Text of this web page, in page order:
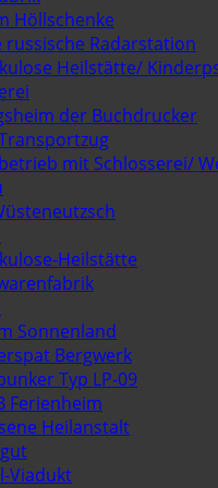
Höllschenke
russische Radarstation
Heilstätte/
der Buchdrucker
mit Schlosserei/
Heilstätte
Sonnenland
Bergwerk
Typ LP-09
Ferienheim
Heilanstalt
Viadukt